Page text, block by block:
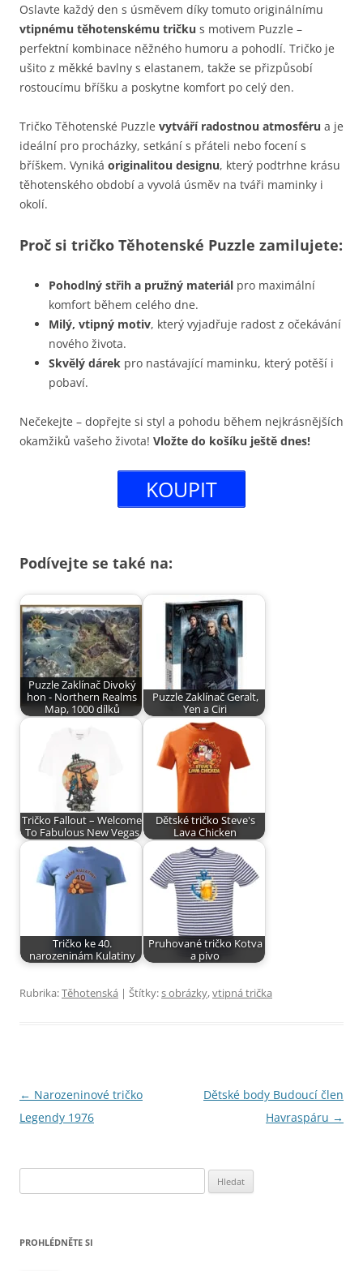
Oslavte každý den s úsměvem díky tomuto originálnímu
vtipnému těhotenskému tričku s motivem Puzzle –
perfektní kombinace něžného humoru a pohodlí. Tričko je
ušito z měkké bavlny s elastanem, takže se přizpůsobí
rostoucímu bříšku a poskytne komfort po celý den.
Tričko Těhotenské Puzzle vytváří radostnou atmosféru a je
ideální pro procházky, setkání s přáteli nebo focení s
bříškem. Vyniká originalitou designu, který podtrhne krásu
těhotenského období a vyvolá úsměv na tváři maminky i
okolí.
Proč si tričko Těhotenské Puzzle zamilujete:
Pohodlný střih a pružný materiál pro maximální
komfort během celého dne.
Milý, vtipný motiv, který vyjadřuje radost z očekávání
nového života.
Skvělý dárek pro nastávající maminku, který potěší i
pobaví.
Nečekejte – dopřejte si styl a pohodu během nejkrásnějších
okamžiků vašeho života! Vložte do košíku ještě dnes!
KOUPIT
Podívejte se také na:
Puzzle Zaklínač Divoký
hon - Northern Realms
Map, 1000 dílků
Puzzle Zaklínač Geralt,
Yen a Ciri
Tričko Fallout – Welcome
To Fabulous New Vegas
Dětské tričko Steve's
Lava Chicken
Tričko ke 40.
narozeninám Kulatiny
Pruhované tričko Kotva
a pivo
Rubrika:Těhotenská | Štítky:s obrázky,vtipná trička
Navigace
pro
← Narozeninové tričko
Legendy 1976
Dětské body Budoucí člen
Havraspáru →
PROHLÉDNĚTE SI